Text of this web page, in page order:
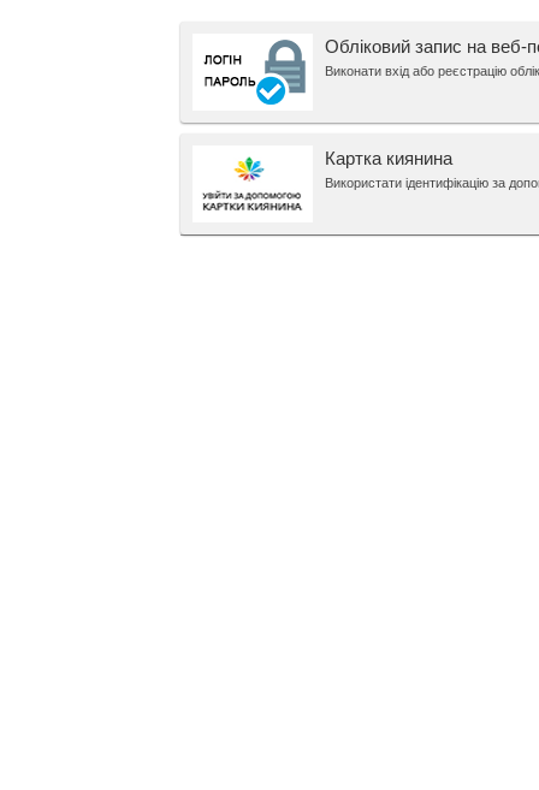
Обліковий запис на веб-
Виконати вхід або реєстрацію
Картка киянина
Використати ідентифікацію за